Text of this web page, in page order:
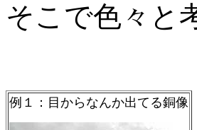
そこで色々と
例１：目からなんか出てる銅像